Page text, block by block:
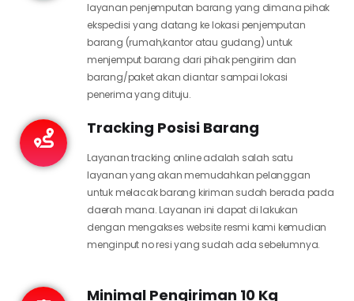
layanan penjemputan barang yang dimana pihak
ekspedisi yang datang ke lokasi penjemputan
barang (rumah,kantor atau gudang) untuk
menjemput barang dari pihak pengirim dan
barang/paket akan diantar sampai lokasi
penerima yang dituju.
Tracking Posisi Barang
Layanan tracking online adalah salah satu
layanan yang akan memudahkan pelanggan
untuk melacak barang kiriman sudah berada pada
daerah mana. Layanan ini dapat di lakukan
dengan mengakses website resmi kami kemudian
menginput no resi yang sudah ada sebelumnya.
Minimal Pengiriman 10 Kg